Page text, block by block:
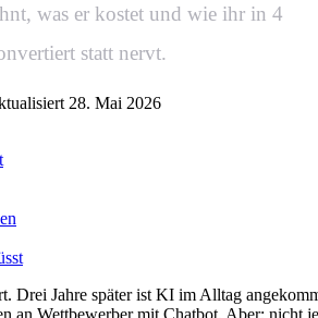
was er kostet und wie ihr in 4
statt nervt.
28. Mai 2026
Drei Jahre später ist KI im Alltag
an Wettbewerber mit Chatbot. Aber: